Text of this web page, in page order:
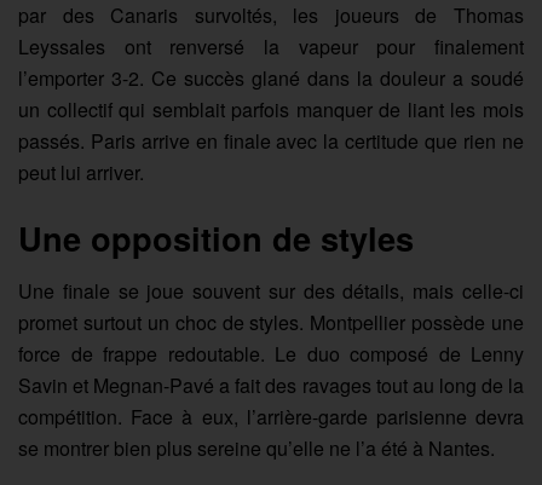
par des Canaris survoltés, les joueurs de Thomas
Leyssales ont renversé la vapeur pour finalement
l’emporter 3-2. Ce succès glané dans la douleur a soudé
un collectif qui semblait parfois manquer de liant les mois
passés. Paris arrive en finale avec la certitude que rien ne
peut lui arriver.
Une opposition de styles
Une finale se joue souvent sur des détails, mais celle-ci
promet surtout un choc de styles. Montpellier possède une
force de frappe redoutable. Le duo composé de Lenny
Savin et Megnan-Pavé a fait des ravages tout au long de la
compétition. Face à eux, l’arrière-garde parisienne devra
se montrer bien plus sereine qu’elle ne l’a été à Nantes.